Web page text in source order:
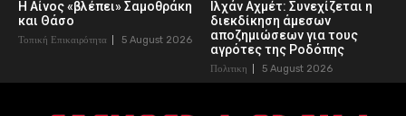
Η Αίνος «βλέπει» Σαμοθράκη
και Θάσο
Τοπική Επικαιρότητα 5 August 2026
Ιλχάν Αχμέτ: Συνεχίζεται η
διεκδίκηση άμεσων
αποζημιώσεων για τους
αγρότες της Ροδόπης
Πολιτικη 5 August 2026